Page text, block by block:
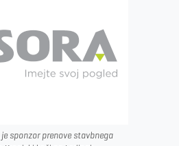
je sponzor prenove stavbnega